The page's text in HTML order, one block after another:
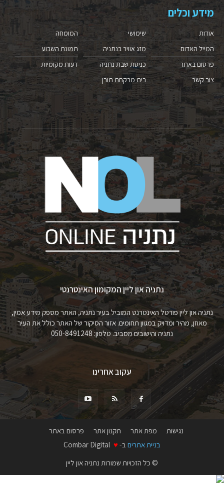
מידע וכלים
אודות
המייל האדום
פרסום באתר
צור קשר
שימושי
מזג אוויר בנתניה
כניסת שבת נתניה
בית מרקחת תורן
המומחה
תמונת השבוע
דעות מקומיות
נתניה און ליין המקומון האינטרנטי
נתניה און ליין פורטל האינטרנט המוביל בעיר נתניה, האתר מספק מידע אמין,
מאוזן, מהיר ומדויק במגוון תחומים. אזור הסיקור של האתר כולל את העיר
נתניה והישובים מסביב. טלפון: 050-8491248
עקוב אחרינו
נגישות מפת אתר תקנון אתר
פרסום באתר
בניית אתרים ב- ♥
© כל הזכויות שמורות נתניה און ליין